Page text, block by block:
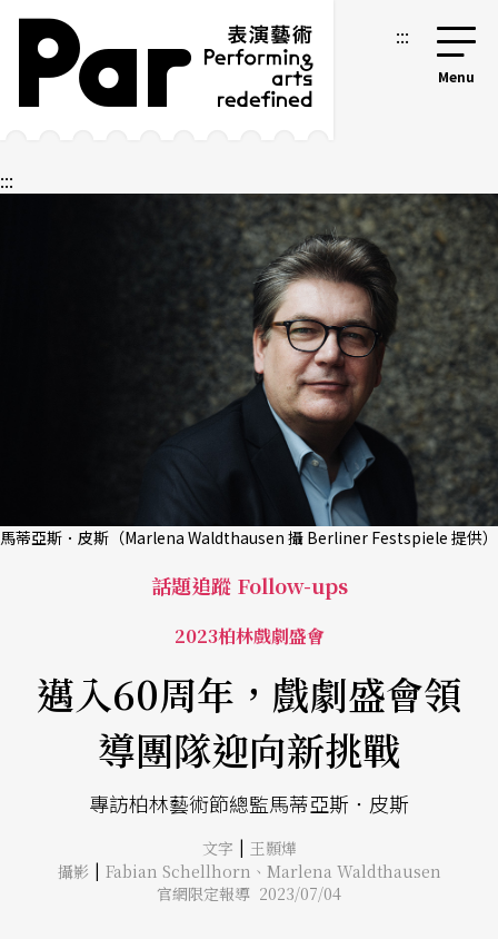
跳到主要內容區塊
網站導覽 :::
:::
馬蒂亞斯．皮斯（Marlena Waldthausen 攝 Berliner Festspiele 提供）
話題追蹤 Follow-ups
2023柏林戲劇盛會
邁入60周年，戲劇盛會領
導團隊迎向新挑戰
專訪柏林藝術節總監馬蒂亞斯．皮斯
文字 | 王顥燁
攝影 | Fabian Schellhorn 、 Marlena Waldthausen
官網限定報導 2023/07/04